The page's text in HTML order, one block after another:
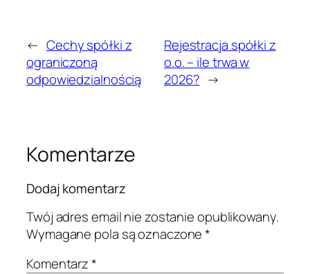
← Cechy spółki z
ograniczoną
odpowiedzialnością
Rejestracja spółki z
o.o. – ile trwa w
2026? →
Komentarze
Dodaj komentarz
Twój adres email nie zostanie opublikowany.
Wymagane pola są oznaczone*
Komentarz*